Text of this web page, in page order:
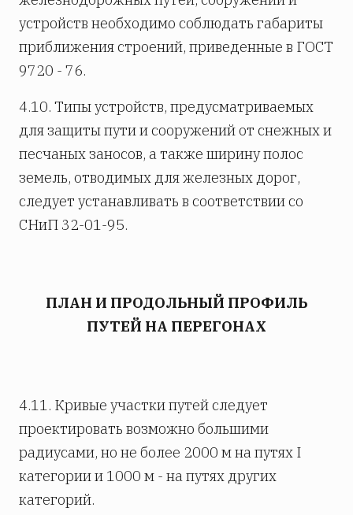
устройств необходимо соблюдать габариты
приближения строений, приведенные в ГОСТ
9720 - 76.
4.10. Типы устройств, предусматриваемых
для защиты пути и сооружений от снежных и
песчаных заносов, а также ширину полос
земель, отводимых для железных дорог,
следует устанавливать в соответствии со
СНиП 32-01-95.
ПЛАН И ПРОДОЛЬНЫЙ ПРОФИЛЬ
ПУТЕЙ НА ПЕРЕГОНАХ
4.11. Кривые участки путей следует
проектировать возможно большими
радиусами, но не более 2000 м на путях I
категории и 1000 м - на путях других
категорий.